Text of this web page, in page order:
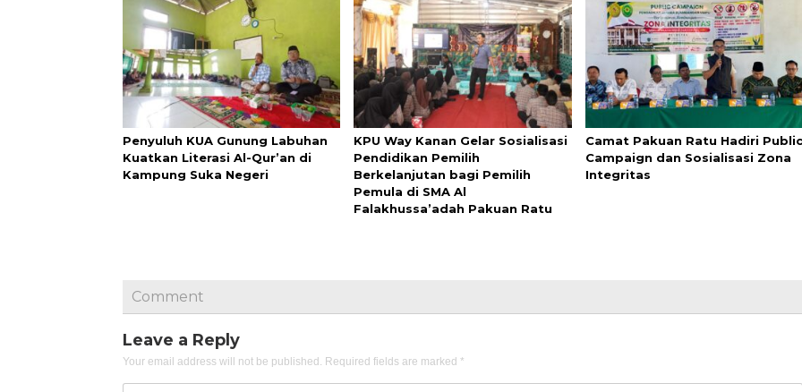
Penyuluh KUA Gunung Labuhan
Kuatkan Literasi Al-Qur’an di
Kampung Suka Negeri
KPU Way Kanan Gelar Sosialisasi
Pendidikan Pemilih
Berkelanjutan bagi Pemilih
Pemula di SMA Al
Falakhussa’adah Pakuan Ratu
Camat Pakuan Ratu Hadiri Public
Campaign dan Sosialisasi Zona
Integritas
Comment
Leave a Reply
Your email address will not be published. Required fields are marked *